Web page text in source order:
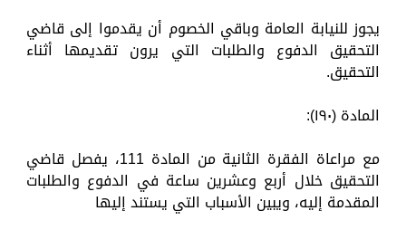
يجوز للنيابة العامة وباقي الخصوم أن يقدموا إلى قاضي
التحقيق الدفوع والطلبات التي يرون تقديمها أثناء
التحقيق.
المادة (١٩٠):
مع مراعاة الفقرة الثانية من المادة 111، يفصل قاضي
التحقيق خلال أربع وعشرين ساعة في الدفوع والطلبات
المقدمة إليه، ويبين الأسباب التي يستند إليها